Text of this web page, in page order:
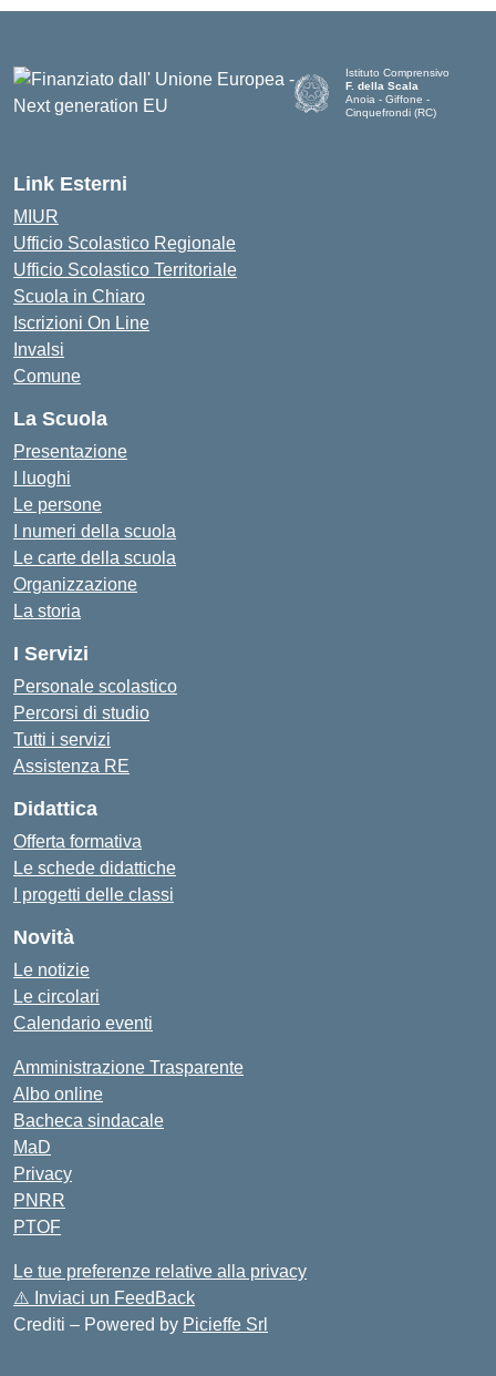
Istituto Comprensivo
F. della Scala
Anoia - Giffone -
Cinquefrondi (RC)
Link Esterni
MIUR
Ufficio Scolastico Regionale
Ufficio Scolastico Territoriale
Scuola in Chiaro
Iscrizioni On Line
Invalsi
Comune
La Scuola
Presentazione
I luoghi
Le persone
I numeri della scuola
Le carte della scuola
Organizzazione
La storia
I Servizi
Personale scolastico
Percorsi di studio
Tutti i servizi
Assistenza RE
Didattica
Offerta formativa
Le schede didattiche
I progetti delle classi
Novità
Le notizie
Le circolari
Calendario eventi
Amministrazione Trasparente
Albo online
Bacheca sindacale
MaD
Privacy
PNRR
PTOF
Le tue preferenze relative alla privacy
⚠️ Inviaci un FeedBack
Crediti – Powered by Picieffe Srl